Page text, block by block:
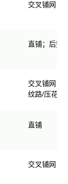
交叉铺网；
直铺；后整
交叉铺网；
纹路/压花
直铺
交叉铺网；